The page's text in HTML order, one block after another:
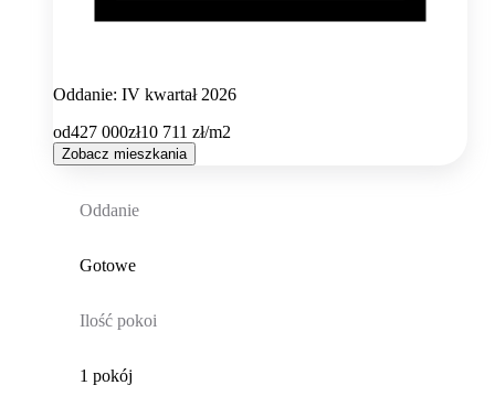
Oddanie: IV kwartał 2026
od427 000zł10 711 zł/m2
Zobacz mieszkania
Oddanie
Gotowe
Ilość pokoi
1 pokój